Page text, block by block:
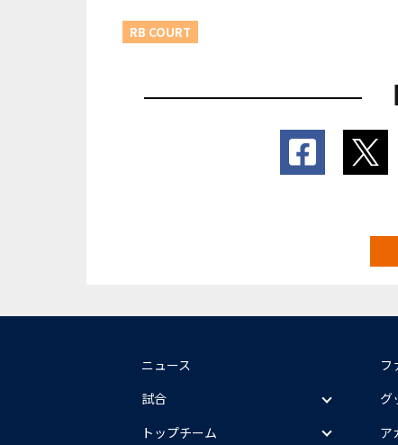
RB COURT
ニュース
試合
トップチーム
フ
グ
ア